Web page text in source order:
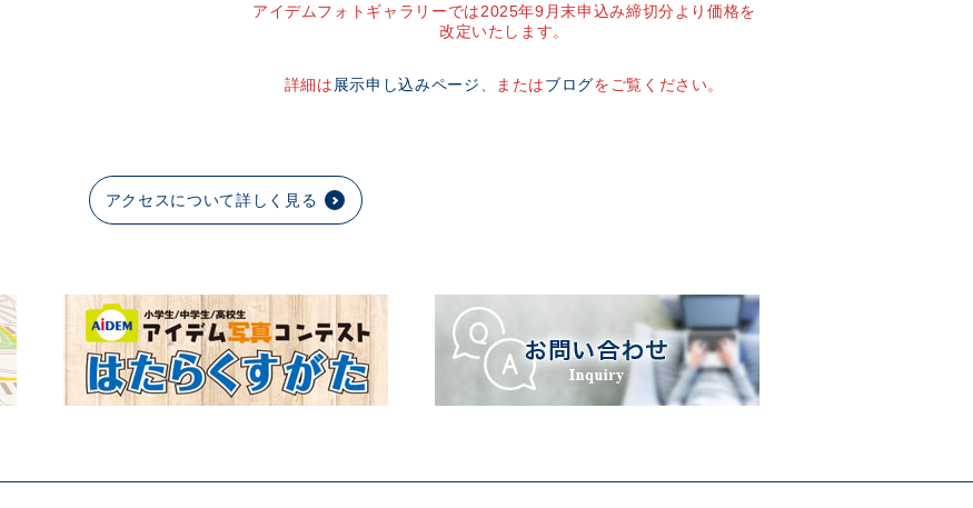
アイデムフォトギャラリーでは2025年9月末申込み締切分より価格を
改定いたします。
詳細は 展示申し込みページ 、またはブログをご覧ください。
アクセスについて詳しく見る